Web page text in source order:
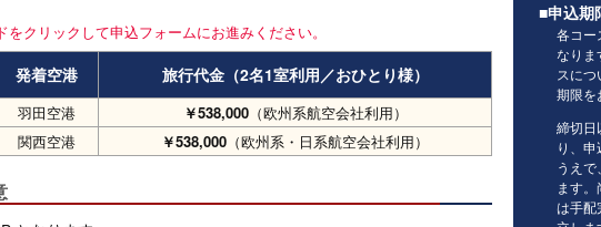
クリックして申込フォームにお進みください。
発着空港 旅行代金（2名1室利用／おひとり様）
羽田空港 ￥538,000（欧州系航空会社利用）
関西空港 ￥538,000 （欧州系・日系航空会社利用）
■申込期
各コー
なりま
スに
期限を
締切日
り、
うえ
ます
は手配